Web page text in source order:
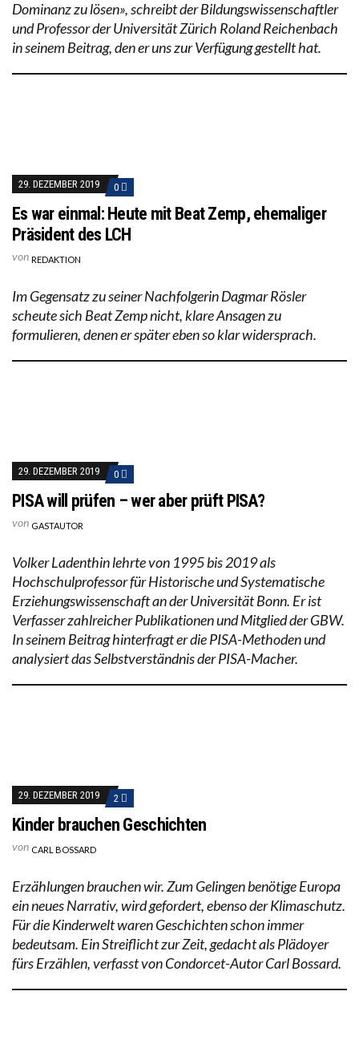
Dominanz zu lösen», schreibt der Bildungswissenschaftler
und Professor der Universität Zürich Roland Reichenbach
in seinem Beitrag, den er uns zur Verfügung gestellt hat.
29. DEZEMBER 2019 0
Es war einmal: Heute mit Beat Zemp, ehemaliger
Präsident des LCH
von REDAKTION
Im Gegensatz zu seiner Nachfolgerin Dagmar Rösler
scheute sich Beat Zemp nicht, klare Ansagen zu
formulieren, denen er später eben so klar widersprach.
29. DEZEMBER 2019 0
PISA will prüfen – wer aber prüft PISA?
von GASTAUTOR
Volker Ladenthin lehrte von 1995 bis 2019 als
Hochschulprofessor für Historische und Systematische
Erziehungswissenschaft an der Universität Bonn. Er ist
Verfasser zahlreicher Publikationen und Mitglied der GBW.
In seinem Beitrag hinterfragt er die PISA-Methoden und
analysiert das Selbstverständnis der PISA-Macher.
29. DEZEMBER 2019 2
Kinder brauchen Geschichten
von CARL BOSSARD
Erzählungen brauchen wir. Zum Gelingen benötige Europa
ein neues Narrativ, wird gefordert, ebenso der Klimaschutz.
Für die Kinderwelt waren Geschichten schon immer
bedeutsam. Ein Streiflicht zur Zeit, gedacht als Plädoyer
fürs Erzählen, verfasst von Condorcet-Autor Carl Bossard.